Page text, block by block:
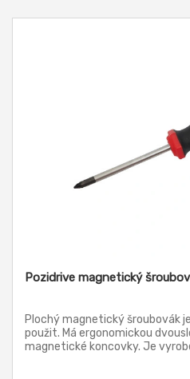
Pozidrive magnetický
Plochý magnetický šroubovák
použit. Má ergonomickou
magnetické koncovky. Je